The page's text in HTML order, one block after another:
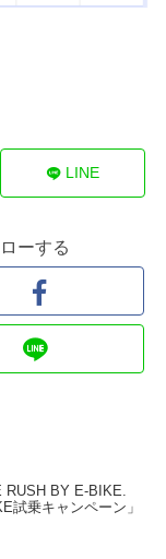
LINE
ーする
RUSH BY E-BIKE.
試乗キャンペーン」